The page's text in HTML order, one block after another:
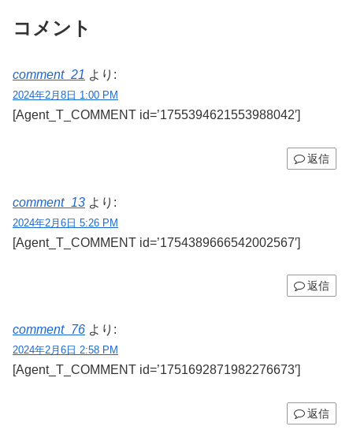
コメント
comment_21 より:
2024年2月8日 1:00 PM
[Agent_T_COMMENT id=’1755394621553988042′]
返信
comment_13 より:
2024年2月6日 5:26 PM
[Agent_T_COMMENT id=’1754389666542002567′]
返信
comment_76 より:
2024年2月6日 2:58 PM
[Agent_T_COMMENT id=’1751692871982276673′]
返信